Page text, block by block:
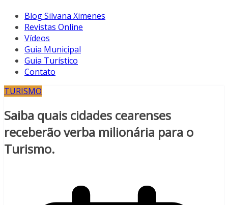
Blog Silvana Ximenes
Revistas Online
Vídeos
Guia Municipal
Guia Turístico
Contato
TURISMO
Saiba quais cidades cearenses
receberão verba milionária para o
Turismo.